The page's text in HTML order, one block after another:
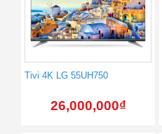
Tivi 4K LG 55UH750
26,000,000₫